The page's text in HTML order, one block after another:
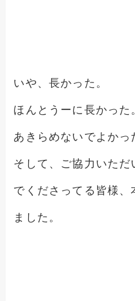
いや、長かった。
ほんとうーに長かった
あきらめないでよかっ
そして、ご協力いた
でくださってる皆様
ました。